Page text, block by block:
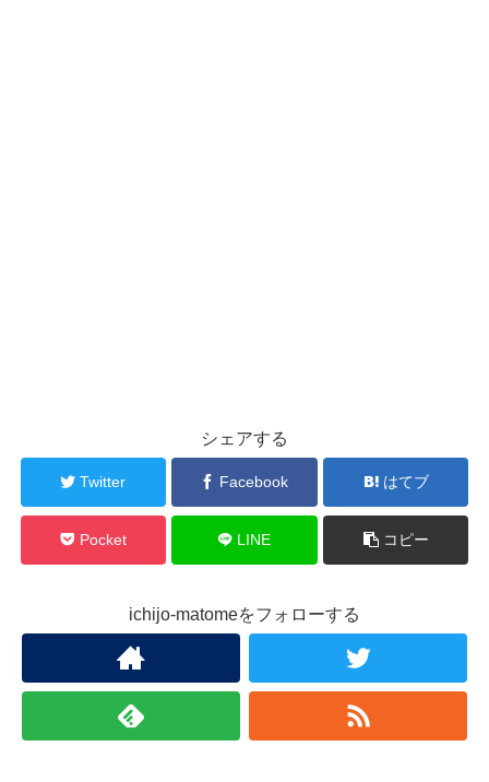
シェアする
Twitter Facebook はてブ
Pocket LINE コピー
ichijo-matomeをフォローする